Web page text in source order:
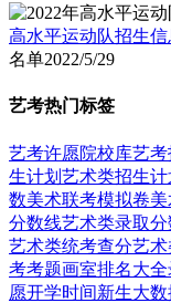
高水平运动队招生信
名单2022/5/29
艺考热门标签
艺考许愿院校库艺
生计划 艺术类招生计
数美术联考模拟卷
分数线艺术类录取
艺术类统考查分艺
考考题画室排名大全
愿开学时间新生大数